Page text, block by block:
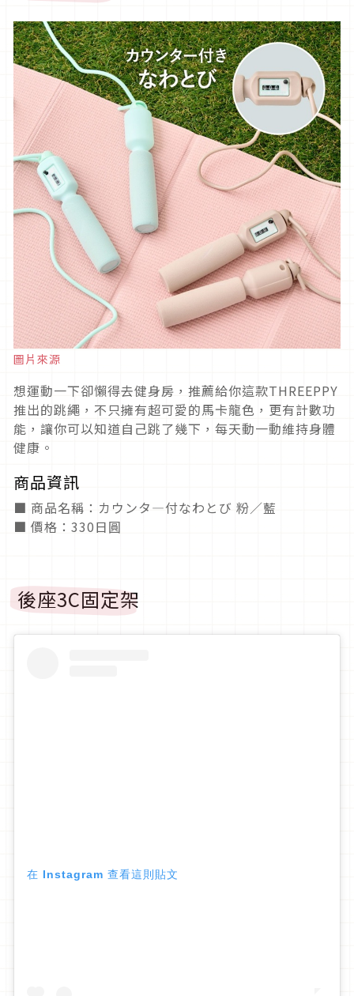
圖片來源
想運動一下卻懶得去健身房，推薦給你這款THREEPPY
推出的跳繩，不只擁有超可愛的馬卡龍色，更有計數功
能，讓你可以知道自己跳了幾下，每天動一動維持身體
健康。
商品資訊
■ 商品名稱：カウンタ―付なわとび 粉／藍
■ 價格：330日圓
後座3C固定架
在 Instagram 查看這則貼文